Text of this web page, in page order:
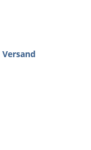
Versand